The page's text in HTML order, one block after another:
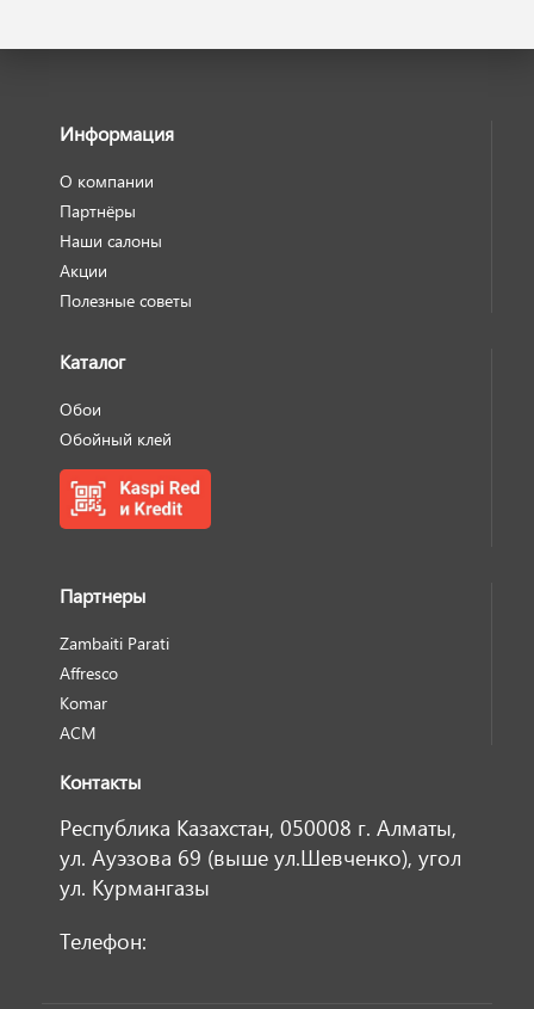
Информация
О компании
Партнёры
Наши салоны
Акции
Полезные советы
Каталог
Обои
Обойный клей
Партнеры
Zambaiti Parati
Affresco
Komar
ACM
Контакты
Республика Казахстан, 050008 г. Алматы,
ул. Ауэзова 69 (выше ул.Шевченко), угол
ул. Курмангазы
Телефон: